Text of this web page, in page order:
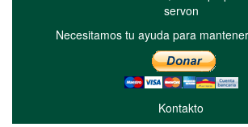
servon
Necesitamos tu ayuda para
Kontakto